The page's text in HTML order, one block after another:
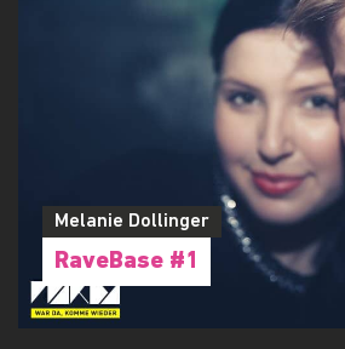
Melanie Dollinger
RaveBase #1